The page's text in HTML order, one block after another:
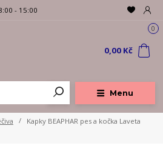
Menu
- 15:00
0
0,00 Kč
Kapky BEAPHAR pes a kočka Laveta